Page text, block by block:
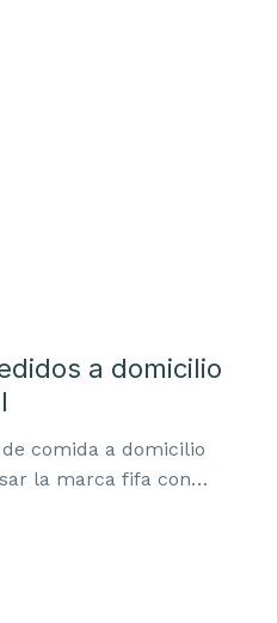
a domicilio
comida a domicilio
la marca fifa con